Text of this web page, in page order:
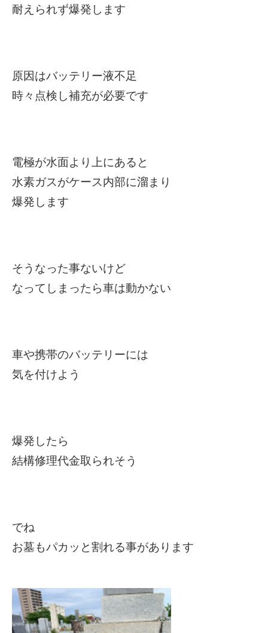
耐えられず爆発します
原因はバッテリー液不足
時々点検し補充が必要です
電極が水面より上にあると
水素ガスがケース内部に溜まり
爆発します
そうなった事ないけど
なってしまったら車は動かない
車や携帯のバッテリーには
気を付けよう
爆発したら
結構修理代金取られそう
でね
お墓もパカッと割れる事があります